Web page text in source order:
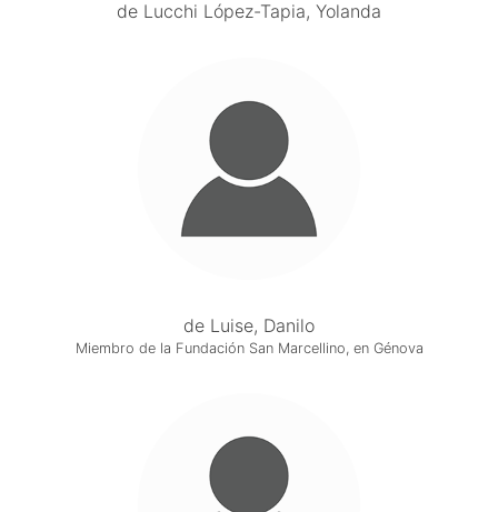
de Lucchi López-Tapia, Yolanda
de Luise, Danilo
Miembro de la Fundación San Marcellino, en Génova